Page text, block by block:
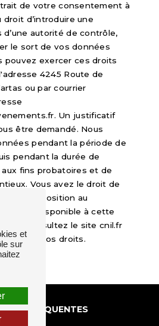
de votre consentement à
d’introduire une
d’une autorité de contrôle,
le sort de vos données
pouvez exercer ces droits
4245 Route de
ou par courrier
Un justificatif
être demandé. Nous
pendant la période de
pendant la durée de
fins probatoires et de
Vous avez le droit de
liste d'opposition au
disponible à cette
. Consultez le site cnil.fr
sur vos droits.
FRÉQUENTES
et
sur